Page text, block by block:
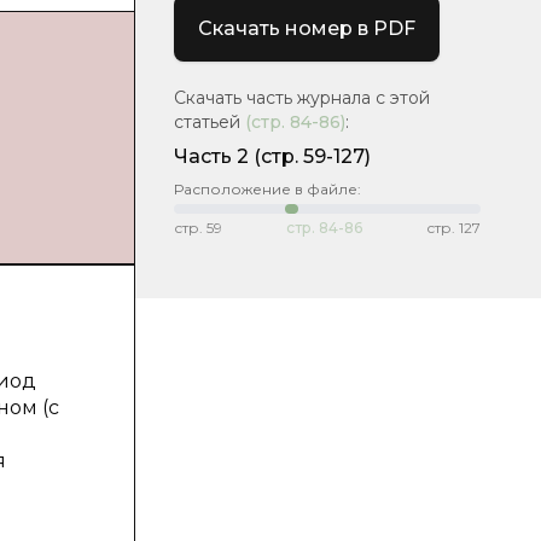
(с
Скачать номер в PDF
Скачать часть журнала с этой
статьей (стр. 84-86):
Часть 2 (стр. 59-127)
Расположение в файле:
стр. 59 стр. 84-86 стр. 127